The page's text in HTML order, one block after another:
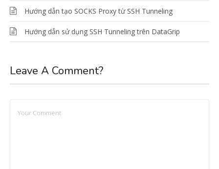
Hướng dẫn tạo SOCKS Proxy từ SSH Tunneling
Hướng dẫn sử dụng SSH Tunneling trên DataGrip
Leave A Comment?